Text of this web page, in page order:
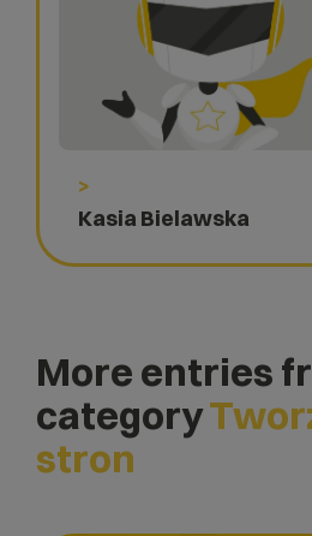
>
Kasia Bielawska
More entries
category
stron